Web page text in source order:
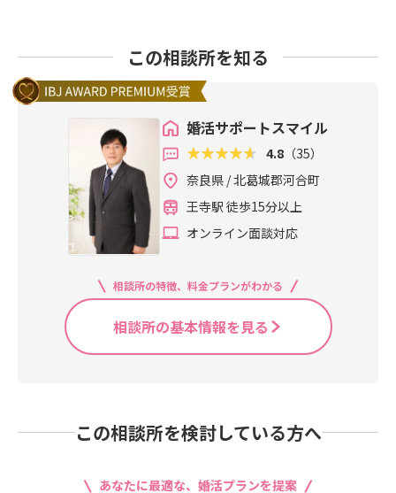
この相談所を知る
婚活サポートスマイル
4.8 （35）
奈良県 / 北葛城郡河合町
王寺駅 徒歩15分以上
オンライン面談対応
相談所の特徴、料金プランがわかる
相談所の基本情報を見る
この相談所を検討している方へ
あなたに最適な、婚活プランを提案